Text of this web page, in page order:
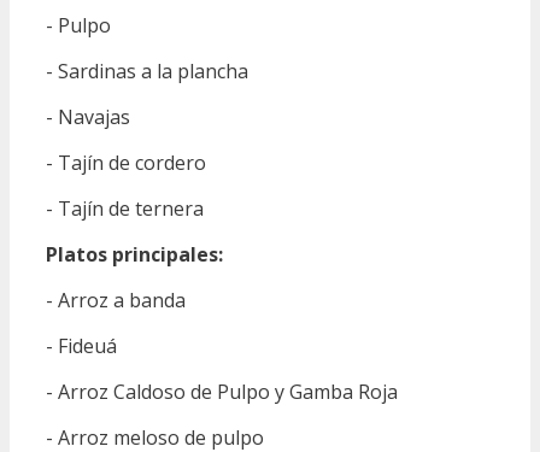
- Pulpo
- Sardinas a la plancha
- Navajas
- Tajín de cordero
- Tajín de ternera
Platos principales:
- Arroz a banda
- Fideuá
- Arroz Caldoso de Pulpo y Gamba Roja
- Arroz meloso de pulpo